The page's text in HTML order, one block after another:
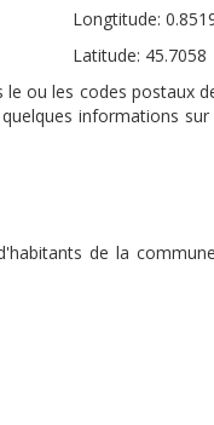
Longtitude:
Latitude: 45.7058
ou les codes postaux
informations
de la